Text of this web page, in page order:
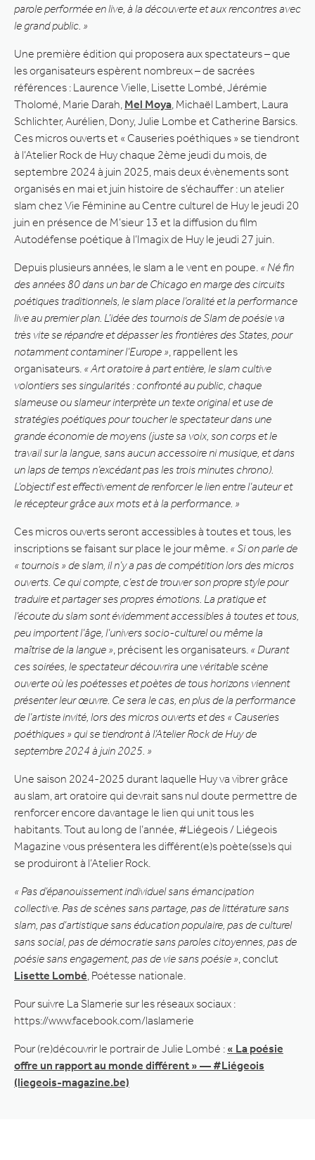
parole performée en live, à la découverte et aux rencontres avec
le grand public. »
Une première édition qui proposera aux spectateurs – que
les organisateurs espèrent nombreux – de sacrées
références : Laurence Vielle, Lisette Lombé, Jérémie
Tholomé, Marie Darah, Mel Moya , Michaël Lambert, Laura
Schlichter, Aurélien, Dony, Julie Lombe et Catherine Barsics.
Ces micros ouverts et « Causeries poéthiques » se tiendront
à l’Atelier Rock de Huy chaque 2ème jeudi du mois, de
septembre 2024 à juin 2025, mais deux évènements sont
organisés en mai et juin histoire de s’échauffer : un atelier
slam chez Vie Féminine au Centre culturel de Huy le jeudi 20
juin en présence de M’sieur 13 et la diffusion du film
Autodéfense poétique à l’Imagix de Huy le jeudi 27 juin.
Depuis plusieurs années, le slam a le vent en poupe. « Né fin
des années 80 dans un bar de Chicago en marge des circuits
poétiques traditionnels, le slam place l’oralité et la performance
live au premier plan. L’idée des tournois de Slam de poésie va
très vite se répandre et dépasser les frontières des States, pour
notamment contaminer l’Europe » , rappellent les
organisateurs. « Art oratoire à part entière, le slam cultive
volontiers ses singularités : confronté au public, chaque
slameuse ou slameur interprète un texte original et use de
stratégies poétiques pour toucher le spectateur dans une
grande économie de moyens (juste sa voix, son corps et le
travail sur la langue, sans aucun accessoire ni musique, et dans
un laps de temps n’excédant pas les trois minutes chrono).
L’objectif est effectivement de renforcer le lien entre l’auteur et
le récepteur grâce aux mots et à la performance. »
Ces micros ouverts seront accessibles à toutes et tous, les
inscriptions se faisant sur place le jour même. « Si on parle de
« tournois » de slam, il n’y a pas de compétition lors des micros
ouverts. Ce qui compte, c’est de trouver son propre style pour
traduire et partager ses propres émotions. La pratique et
l’écoute du slam sont évidemment accessibles à toutes et tous,
peu importent l’âge, l’univers socio-culturel ou même la
maîtrise de la langue » , précisent les organisateurs. « Durant
ces soirées, le spectateur découvrira une véritable scène
ouverte où les poétesses et poètes de tous horizons viennent
présenter leur œuvre. Ce sera le cas, en plus de la performance
de l’artiste invité, lors des micros ouverts et des « Causeries
poéthiques » qui se tiendront à l’Atelier Rock de Huy de
septembre 2024 à juin 2025. »
Une saison 2024-2025 durant laquelle Huy va vibrer grâce
au slam, art oratoire qui devrait sans nul doute permettre de
renforcer encore davantage le lien qui unit tous les
habitants. Tout au long de l’année, #Liégeois / Liégeois
Magazine vous présentera les différent(e)s poète(sse)s qui
se produiront à l’Atelier Rock.
« Pas d’épanouissement individuel sans émancipation
collective. Pas de scènes sans partage, pas de littérature sans
slam, pas d’artistique sans éducation populaire, pas de culturel
sans social, pas de démocratie sans paroles citoyennes, pas de
poésie sans engagement, pas de vie sans poésie » , conclut
Lisette Lombé , Poétesse nationale.
Pour suivre La Slamerie sur les réseaux sociaux :
https://www.facebook.com/laslamerie
Pour (re)découvrir le portrair de Julie Lombé : « La poésie
offre un rapport au monde différent » — #Liégeois
(liegeois-magazine.be)